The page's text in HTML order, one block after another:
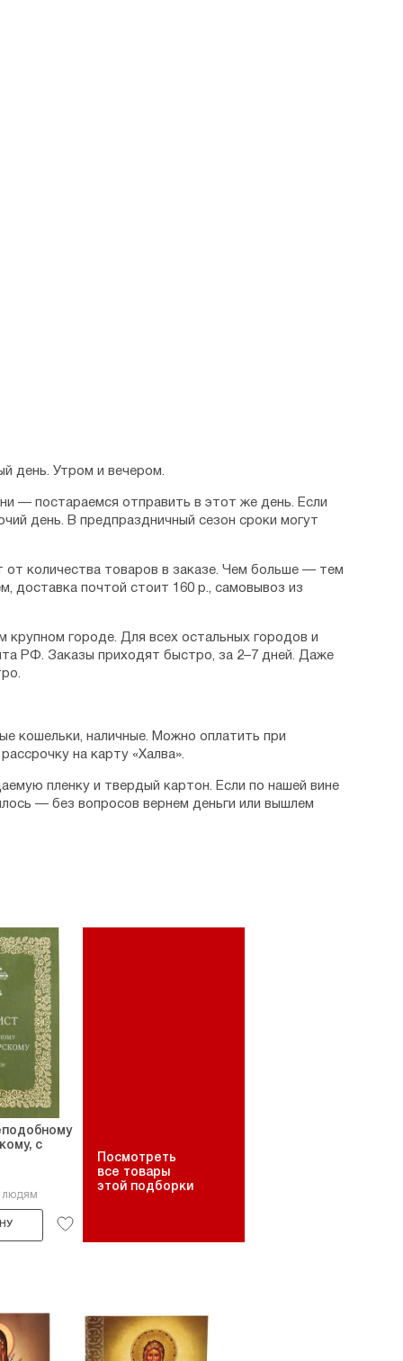
день. Утром и вечером.
— постараемся отправить в этот же день. Если
день. В предпраздничный сезон сроки могут
от количества товаров в заказе. Чем больше — тем
доставка почтой стоит 160 р., самовывоз из
крупном городе. Для всех остальных городов и
РФ. Заказы приходят быстро, за 2–7 дней. Даже
кошельки, наличные. Можно оплатить при
на карту «Халва».
пленку и твердый картон. Если по нашей вине
— без вопросов вернем деньги или вышлем
с
людям
Посмотреть
все товары
этой подборки